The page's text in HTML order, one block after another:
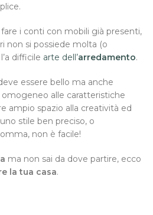
i conti con mobili già presenti,
non si possiede molta (o
difficile arte dell’arredamento.
essere bello ma anche
alle caratteristiche
ampio spazio alla creatività ed
stile ben preciso, o
non è facile!
ma non sai da dove partire, ecco
la tua casa.